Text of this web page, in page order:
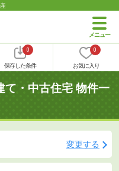
0
保存した条件
0
お気に入り
て・中古住宅 物件一
変更する